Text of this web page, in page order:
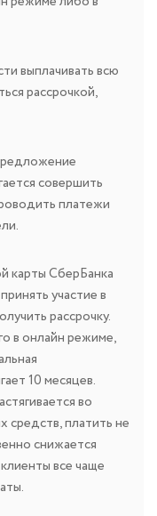
выплачивать всю
рассрочкой,
совершить
платежи
карты СберБанка
участие в
рассрочку.
в онлайн режиме,
10 месяцев.
во
средств, платить не
снижается
все чаще